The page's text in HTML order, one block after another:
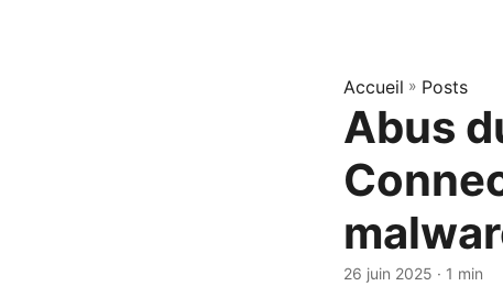
Accueil » Posts
Abus
26 juin 2025 · 1 min